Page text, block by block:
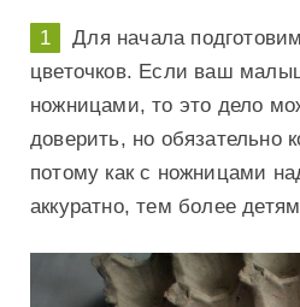
Для начала
цветочков. Если ваш
ножницами, то это дело
доверить, но обязательно
потому как с ножницами
аккуратно, тем более